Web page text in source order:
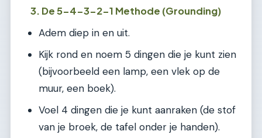
3. De 5-4-3-2-1 Methode (Grounding)
Adem diep in en uit.
Kijk rond en noem 5 dingen die je kunt zien
(bijvoorbeeld een lamp, een vlek op de
muur, een boek).
Voel 4 dingen die je kunt aanraken (de stof
van je broek, de tafel onder je handen).